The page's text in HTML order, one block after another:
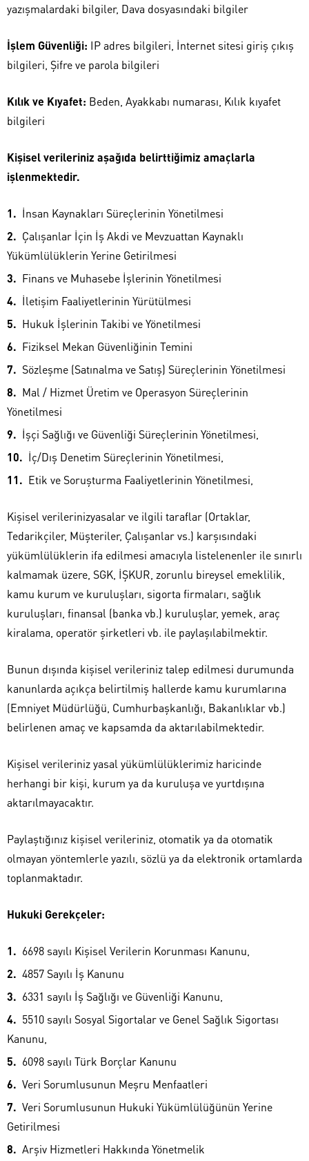
yazışmalardaki bilgiler, Dava dosyasındaki bilgiler
İşlem Güvenliği: IP adres bilgileri, İnternet sitesi giriş çıkış
bilgileri, Şifre ve parola bilgileri
Kılık ve Kıyafet: Beden, Ayakkabı numarası, Kılık kıyafet
bilgileri
Kişisel verileriniz aşağıda belirttiğimiz amaçlarla
işlenmektedir.
İnsan Kaynakları Süreçlerinin Yönetilmesi
Çalışanlar İçin İş Akdi ve Mevzuattan Kaynaklı
Yükümlülüklerin Yerine Getirilmesi
Finans ve Muhasebe İşlerinin Yönetilmesi
İletişim Faaliyetlerinin Yürütülmesi
Hukuk İşlerinin Takibi ve Yönetilmesi
Fiziksel Mekan Güvenliğinin Temini
Sözleşme (Satınalma ve Satış) Süreçlerinin Yönetilmesi
Mal / Hizmet Üretim ve Operasyon Süreçlerinin
Yönetilmesi
İşçi Sağlığı ve Güvenliği Süreçlerinin Yönetilmesi,
İç/Dış Denetim Süreçlerinin Yönetilmesi,
Etik ve Soruşturma Faaliyetlerinin Yönetilmesi,
Kişisel verilerinizyasalar ve ilgili taraflar (Ortaklar,
Tedarikçiler, Müşteriler, Çalışanlar vs.) karşısındaki
yükümlülüklerin ifa edilmesi amacıyla listelenenler ile sınırlı
kalmamak üzere, SGK, İŞKUR, zorunlu bireysel emeklilik,
kamu kurum ve kuruluşları, sigorta firmaları, sağlık
kuruluşları, finansal (banka vb.) kuruluşlar, yemek, araç
kiralama, operatör şirketleri vb. ile paylaşılabilmektir.
Bunun dışında kişisel verileriniz talep edilmesi durumunda
kanunlarda açıkça belirtilmiş hallerde kamu kurumlarına
(Emniyet Müdürlüğü, Cumhurbaşkanlığı, Bakanlıklar vb.)
belirlenen amaç ve kapsamda da aktarılabilmektedir.
Kişisel verileriniz yasal yükümlülüklerimiz haricinde
herhangi bir kişi, kurum ya da kuruluşa ve yurtdışına
aktarılmayacaktır.
Paylaştığınız kişisel verileriniz, otomatik ya da otomatik
olmayan yöntemlerle yazılı, sözlü ya da elektronik ortamlarda
toplanmaktadır.
Hukuki Gerekçeler:
6698 sayılı Kişisel Verilerin Korunması Kanunu,
4857 Sayılı İş Kanunu
6331 sayılı İş Sağlığı ve Güvenliği Kanunu,
5510 sayılı Sosyal Sigortalar ve Genel Sağlık Sigortası
Kanunu,
6098 sayılı Türk Borçlar Kanunu
Veri Sorumlusunun Meşru Menfaatleri
Veri Sorumlusunun Hukuki Yükümlülüğünün Yerine
Getirilmesi
Arşiv Hizmetleri Hakkında Yönetmelik